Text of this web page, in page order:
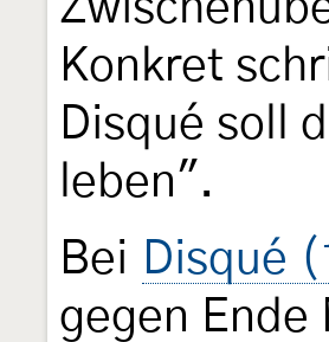
Konkret
Disqué soll
leben".
Bei Disqué
gegen Ende